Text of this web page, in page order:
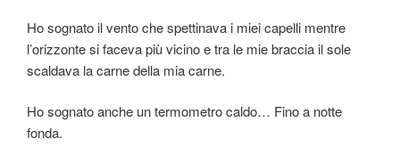
Ho sognato il vento che spettinava i miei capelli mentre
l’orizzonte si faceva più vicino e tra le mie braccia il sole
scaldava la carne della mia carne.
Ho sognato anche un termometro caldo… Fino a notte
fonda.